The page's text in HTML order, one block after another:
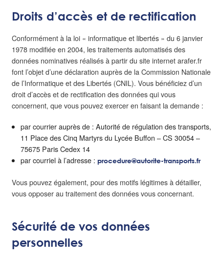
Droits d’accès et de rectification
Conformément à la loi « informatique et libertés » du 6 janvier
1978 modifiée en 2004, les traitements automatisés des
données nominatives réalisés à partir du site internet arafer.fr
font l’objet d’une déclaration auprès de la Commission Nationale
de l’Informatique et des Libertés (CNIL). Vous bénéficiez d’un
droit d’accès et de rectification des données qui vous
concernent, que vous pouvez exercer en faisant la demande :
par courrier auprès de : Autorité de régulation des transports,
11 Place des Cinq Martyrs du Lycée Buffon – CS 30054 –
75675 Paris Cedex 14
par courriel à l’adresse : procedure@autorite-transports.fr
Vous pouvez également, pour des motifs légitimes à détailler,
vous opposer au traitement des données vous concernant.
Sécurité de vos données
personnelles